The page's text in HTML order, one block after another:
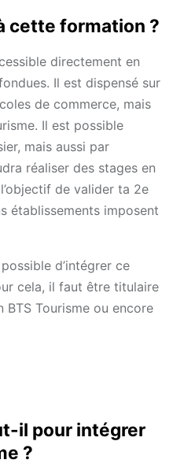
cette formation ?
directement en
Il est dispensé sur
de commerce, mais
Il est possible
mais aussi par
réaliser des stages en
de valider ta 2e
établissements imposent
d’intégrer ce
cela, il faut être titulaire
BTS Tourisme ou encore
il pour intégrer
?